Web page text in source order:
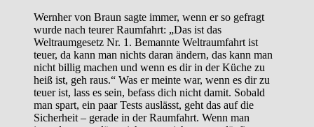
Wernher von Braun sagte immer, wenn er so gefragt
wurde nach teurer Raumfahrt: „Das ist das
Weltraumgesetz Nr. 1. Bemannte Weltraumfahrt ist
teuer, da kann man nichts daran ändern, das kann man
nicht billig machen und wenn es dir in der Küche zu
heiß ist, geh raus.“ Was er meinte war, wenn es dir zu
teuer ist, lass es sein, befass dich nicht damit. Sobald
man spart, ein paar Tests auslässt, geht das auf die
Sicherheit – gerade in der Raumfahrt. Wenn man